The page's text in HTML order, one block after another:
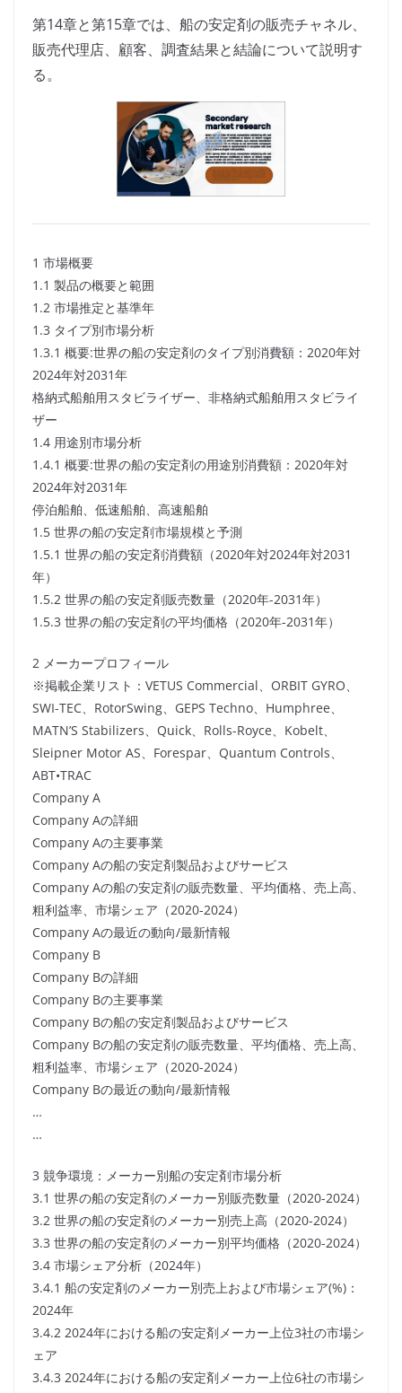
第14章と第15章では、船の安定剤の販売チャネル、
販売代理店、顧客、調査結果と結論について説明す
る。
1 市場概要
1.1 製品の概要と範囲
1.2 市場推定と基準年
1.3 タイプ別市場分析
1.3.1 概要:世界の船の安定剤のタイプ別消費額：2020年対
2024年対2031年
格納式船舶用スタビライザー、非格納式船舶用スタビライ
ザー
1.4 用途別市場分析
1.4.1 概要:世界の船の安定剤の用途別消費額：2020年対
2024年対2031年
停泊船舶、低速船舶、高速船舶
1.5 世界の船の安定剤市場規模と予測
1.5.1 世界の船の安定剤消費額（2020年対2024年対2031
年）
1.5.2 世界の船の安定剤販売数量（2020年-2031年）
1.5.3 世界の船の安定剤の平均価格（2020年-2031年）
2 メーカープロフィール
※掲載企業リスト：VETUS Commercial、ORBIT GYRO、
SWI-TEC、RotorSwing、GEPS Techno、Humphree、
MATN’S Stabilizers、Quick、Rolls-Royce、Kobelt、
Sleipner Motor AS、Forespar、Quantum Controls、
ABT•TRAC
Company A
Company Aの詳細
Company Aの主要事業
Company Aの船の安定剤製品およびサービス
Company Aの船の安定剤の販売数量、平均価格、売上高、
粗利益率、市場シェア（2020-2024）
Company Aの最近の動向/最新情報
Company B
Company Bの詳細
Company Bの主要事業
Company Bの船の安定剤製品およびサービス
Company Bの船の安定剤の販売数量、平均価格、売上高、
粗利益率、市場シェア（2020-2024）
Company Bの最近の動向/最新情報
…
…
3 競争環境：メーカー別船の安定剤市場分析
3.1 世界の船の安定剤のメーカー別販売数量（2020-2024）
3.2 世界の船の安定剤のメーカー別売上高（2020-2024）
3.3 世界の船の安定剤のメーカー別平均価格（2020-2024）
3.4 市場シェア分析（2024年）
3.4.1 船の安定剤のメーカー別売上および市場シェア(%)：
2024年
3.4.2 2024年における船の安定剤メーカー上位3社の市場シ
ェア
3.4.3 2024年における船の安定剤メーカー上位6社の市場シ